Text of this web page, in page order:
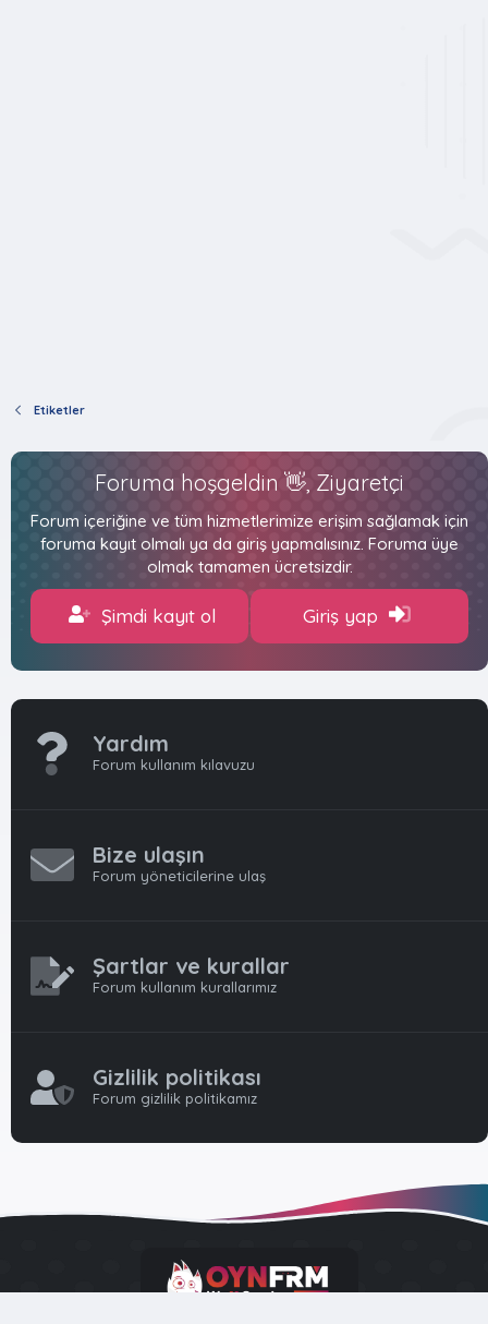
Etiketler
Foruma hoşgeldin 👋, Ziyaretçi
Forum içeriğine ve tüm hizmetlerimize erişim sağlamak için
foruma kayıt olmalı ya da giriş yapmalısınız. Foruma üye
olmak tamamen ücretsizdir.
Şimdi kayıt ol Giriş yap
Yardım
Forum kullanım kılavuzu
Bize ulaşın
Forum yöneticilerine ulaş
Şartlar ve kurallar
Forum kullanım kurallarımız
Gizlilik politikası
Forum gizlilik politikamız